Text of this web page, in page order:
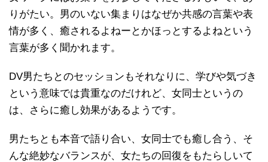
りがたい。男のいない集まりはなぜか共感の言葉や表
情が多く、癒されるよねーとかほっとするよねという
言葉が多く聞かれます。
DV男たちとのセッションもそれなりに、学びや気づき
という意味では貴重なのだけれど、女同士というの
は、さらに癒し効果があるようです。
男たちとも本音で語り合い、女同士でも癒し合う、そ
んな絶妙なバランスが、女たちの回復をもたらしいて